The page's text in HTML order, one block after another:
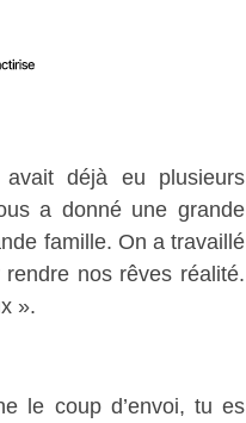
déjà eu plusieurs
a donné une grande
famille. On a travaillé
nos rêves réalité.
».
le coup d’envoi, tu es